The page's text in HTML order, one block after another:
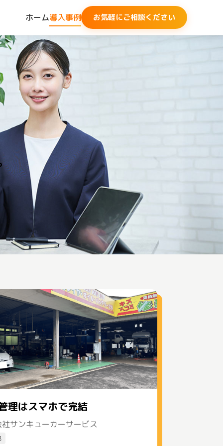
ホーム導入事例 お気軽にご相談ください
理はスマホで完結
サンキューカーサービス